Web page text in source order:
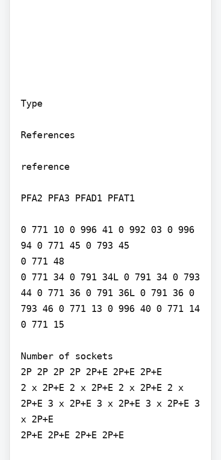
Type
References
reference
PFA2 PFA3 PFAD1 PFAT1
0 771 10 0 996 41 0 992 03 0 996
94 0 771 45 0 793 45
0 771 48
0 771 34 0 791 34L 0 791 34 0 793
44 0 771 36 0 791 36L 0 791 36 0
793 46 0 771 13 0 996 40 0 771 14
0 771 15
Number of sockets
2P 2P 2P 2P 2P+E 2P+E 2P+E
2 x 2P+E 2 x 2P+E 2 x 2P+E 2 x
2P+E 3 x 2P+E 3 x 2P+E 3 x 2P+E 3
x 2P+E
2P+E 2P+E 2P+E 2P+E